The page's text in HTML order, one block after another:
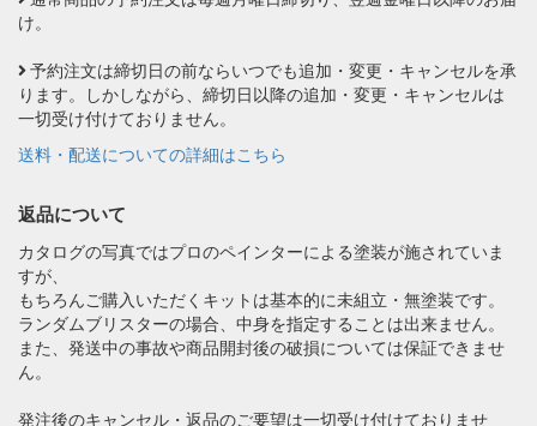
け。
予約注文は締切日の前ならいつでも追加・変更・キャンセルを承
ります。しかしながら、締切日以降の追加・変更・キャンセルは
一切受け付けておりません。
送料・配送についての詳細はこちら
返品について
カタログの写真ではプロのペインターによる塗装が施されていま
すが、
もちろんご購入いただくキットは基本的に未組立・無塗装です。
ランダムブリスターの場合、中身を指定することは出来ません。
また、発送中の事故や商品開封後の破損については保証できませ
ん。
発注後のキャンセル・返品のご要望は一切受け付けておりませ